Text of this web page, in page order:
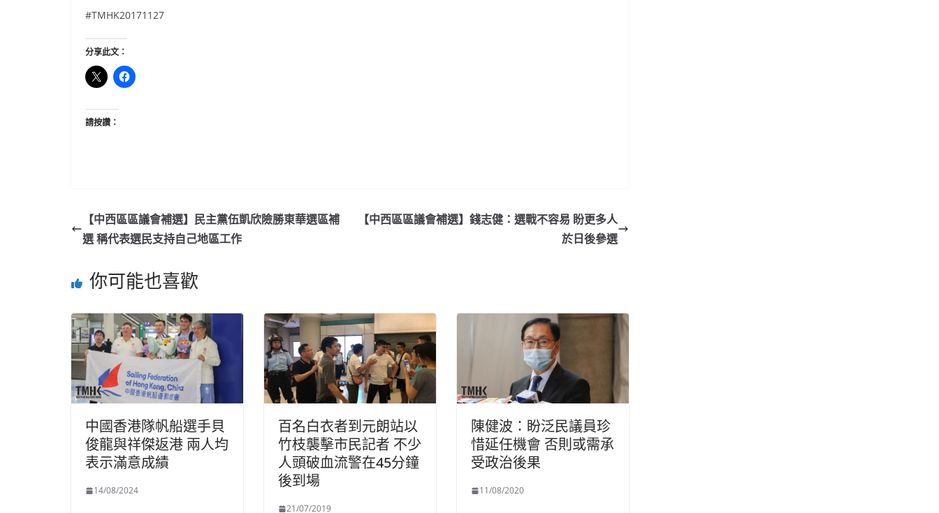
#TMHK20171127
分享此文：
請按讚：
【中西區區議會補選】民主黨伍凱欣險勝東華選區補
選 稱代表選民支持自己地區工作
【中西區區議會補選】錢志健：選戰不容易 盼更多人
於日後參選
你可能也喜歡
中國香港隊帆船選手貝
俊龍與祥傑返港 兩人均
表示滿意成績
14/08/2024
百名白衣者到元朗站以
竹枝襲擊市民記者 不少
人頭破血流警在45分鐘
後到場
21/07/2019
陳健波：盼泛民議員珍
惜延任機會 否則或需承
受政治後果
11/08/2020